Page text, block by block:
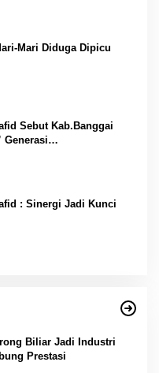
Mari Diduga Dipicu
Sebut Kab.Banggai
Generasi…
: Sinergi Jadi Kunci
Biliar Jadi Industri
Prestasi